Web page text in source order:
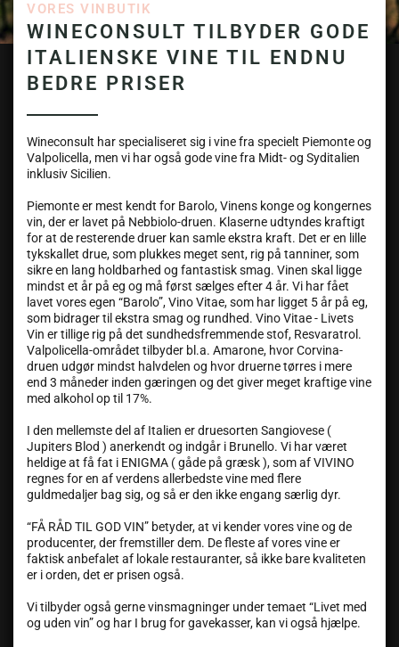
VORES VINBUTIK
WINECONSULT TILBYDER GODE
ITALIENSKE VINE TIL ENDNU
BEDRE PRISER
Wineconsult har specialiseret sig i vine fra specielt Piemonte og
Valpolicella, men vi har også gode vine fra Midt- og Syditalien
inklusiv Sicilien.
Piemonte er mest kendt for Barolo, Vinens konge og kongernes
vin, der er lavet på Nebbiolo-druen. Klaserne udtyndes kraftigt
for at de resterende druer kan samle ekstra kraft. Det er en lille
tykskallet drue, som plukkes meget sent, rig på tanniner, som
sikre en lang holdbarhed og fantastisk smag. Vinen skal ligge
mindst et år på eg og må først sælges efter 4 år. Vi har fået
lavet vores egen “Barolo”, Vino Vitae, som har ligget 5 år på eg,
som bidrager til ekstra smag og rundhed. Vino Vitae - Livets
Vin er tillige rig på det sundhedsfremmende stof, Resvaratrol.
Valpolicella-området tilbyder bl.a. Amarone, hvor Corvina-
druen udgør mindst halvdelen og hvor druerne tørres i mere
end 3 måneder inden gæringen og det giver meget kraftige vine
med alkohol op til 17%.
I den mellemste del af Italien er druesorten Sangiovese (
Jupiters Blod ) anerkendt og indgår i Brunello. Vi har været
heldige at få fat i ENIGMA ( gåde på græsk ), som af VIVINO
regnes for en af verdens allerbedste vine med flere
guldmedaljer bag sig, og så er den ikke engang særlig dyr.
“FÅ RÅD TIL GOD VIN” betyder, at vi kender vores vine og de
producenter, der fremstiller dem. De fleste af vores vine er
faktisk anbefalet af lokale restauranter, så ikke bare kvaliteten
er i orden, det er prisen også.
Vi tilbyder også gerne vinsmagninger under temaet “Livet med
og uden vin” og har I brug for gavekasser, kan vi også hjælpe.